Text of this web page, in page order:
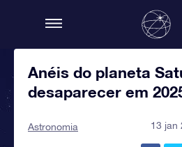
Anéis do planeta
desaparecer em
Astronomia 13 jan